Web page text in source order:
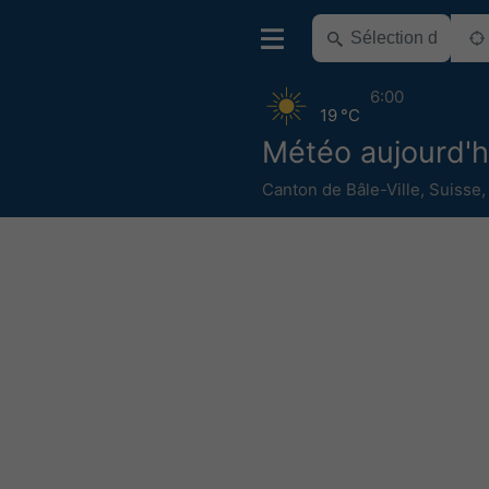
Météo
Canton de Bâle-Ville, Suisse,
19 °C
6:00